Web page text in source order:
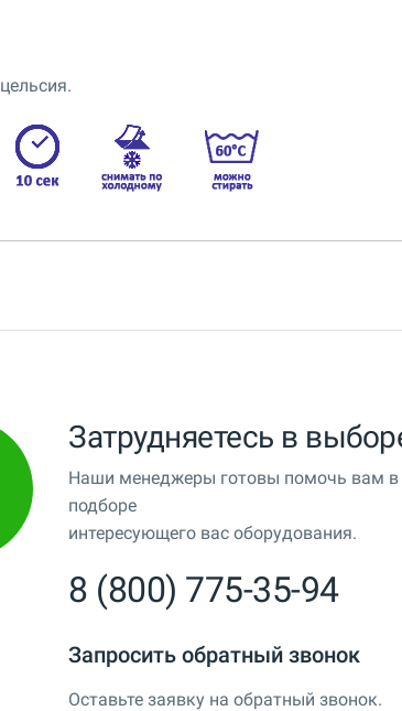
Затрудняетесь в
Наши менеджеры готовы помочь вам в
подборе
интересующего вас оборудования.
8 (800) 775-35-94
Запросить обратный звонок
Оставьте заявку на обратный звонок.